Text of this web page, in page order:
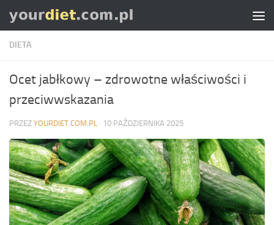
Skip to content
DIETA
Ocet jabłkowy – zdrowotne właściwości i
przeciwwskazania
PRZEZ YOURDIET.COM.PL · 10 PAŹDZIERNIKA 2025